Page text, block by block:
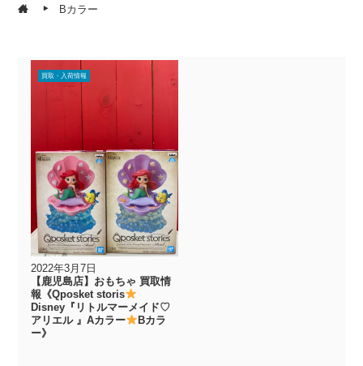
Bカラー
買取・入荷情報
2022年3月7日
【鹿児島店】おもちゃ 買取情
報《Qposket storis
Disney『リトルマーメイド♡
アリエル 』Aカラー
Bカラ
ー》